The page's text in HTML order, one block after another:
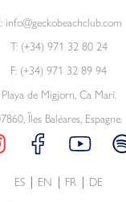
info@geckobeachclub.com
T: (+34) 971 32 80 24
F: (+34) 971 32 89 94
Playa de Migjorn, Ca Marí.
Îles Baléares, Espagne.
ES EN FR
DE